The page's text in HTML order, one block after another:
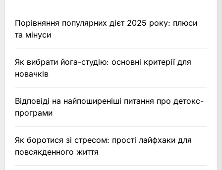
Порівняння популярних дієт 2025 року: плюси
та мінуси
Як вибрати йога-студію: основні критерії для
новачків
Відповіді на найпоширеніші питання про детокс-
програми
Як боротися зі стресом: прості лайфхаки для
повсякденного життя